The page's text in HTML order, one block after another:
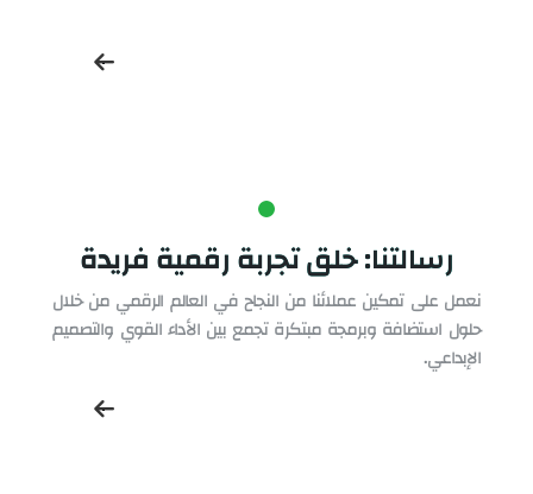
رسالتنا: خلق تجربة رقمية فريدة
نعمل على تمكين عملائنا من النجاح في العالم الرقمي من خلال
حلول استضافة وبرمجة مبتكرة تجمع بين الأداء القوي والتصميم
الإبداعي.